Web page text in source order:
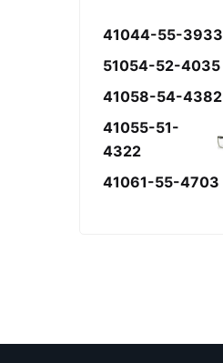
41044-55-3933
51054-52-4035
41058-54-4382
41055-51-
4322
41061-55-4703